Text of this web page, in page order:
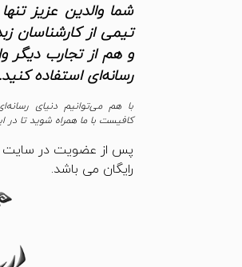
شما والدین عزیز
تیمی از کارشناسان
و هم از تجارب دیگر
رسانه‌ای استفاده کنید.
با هم می‌توانیم دنیای
کافیست با ما همراه شوید تا
پس از عضویت در سایت ،
رایگان می باشد.